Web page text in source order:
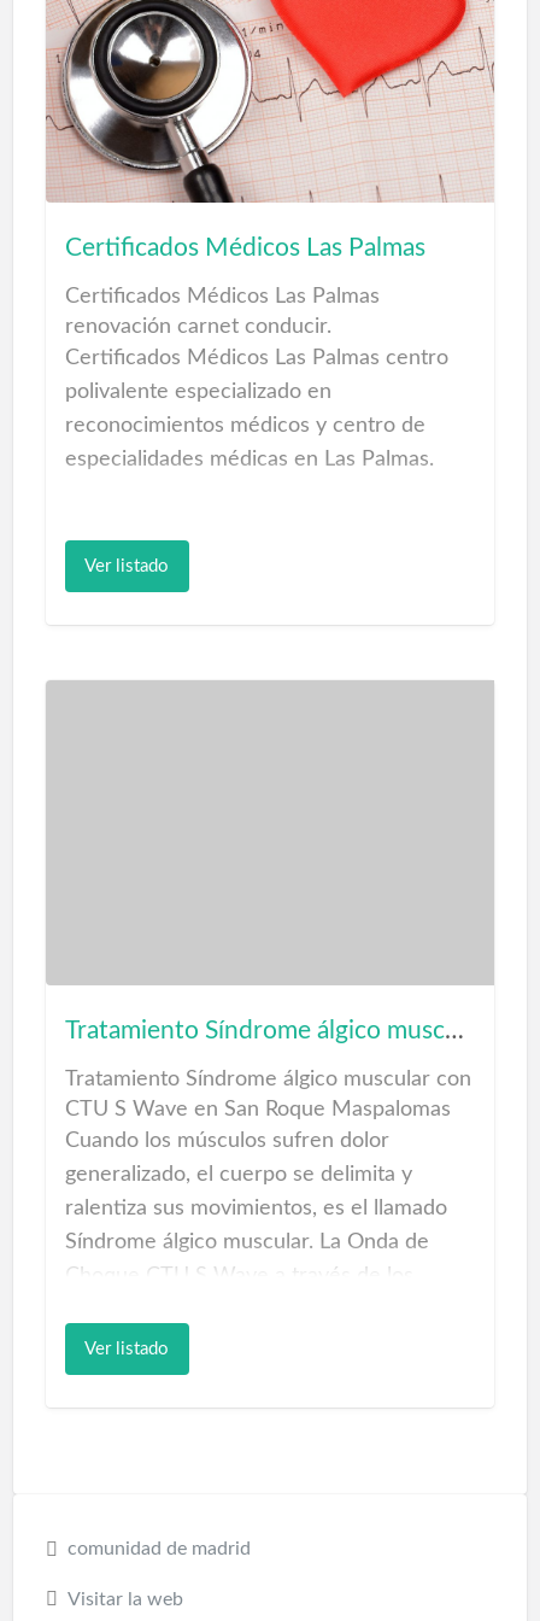
debes privarte ni renunciar a sonreír como
parte importante de tu estética y de tu
felicidad…
Servicios Centro Dental en Las Palmas de
Gran Canaria.
Periodoncia Implantología Prótesis dental
Cirugía oral Radiología TE ESPERAMOS
Certificados Médicos Las Palmas
Certificados Médicos Las Palmas
renovación carnet conducir.
Certificados Médicos Las Palmas centro
polivalente especializado en
reconocimientos médicos y centro de
especialidades médicas en Las Palmas.
Las Palmas Solicitar renovación del
médicos en Las Palmas.
Ver listado
Tratamiento Síndrome álgico muscular
Tratamiento Síndrome álgico muscular con
CTU S Wave en San Roque Maspalomas
Cuando los músculos sufren dolor
generalizado, el cuerpo se delimita y
ralentiza sus movimientos, es el llamado
Síndrome álgico muscular. La Onda de
Choque CTU S Wave a través de los
tratadas ayudará a recuperar la fuerza y
recomposición de las fibras musculares.
Cada sesión se aplicará la onda de Choque
San Roque Maspalomas
Ver listado
comunidad de madrid
Visitar la web